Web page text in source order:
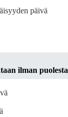
päivä
ilman puolesta